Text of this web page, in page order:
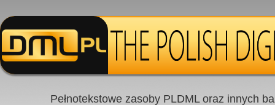
Pełnotekstowe zasoby PLDML oraz innych